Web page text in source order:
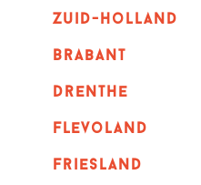
zuid-holland
Brabant
Drenthe
Flevoland
Friesland